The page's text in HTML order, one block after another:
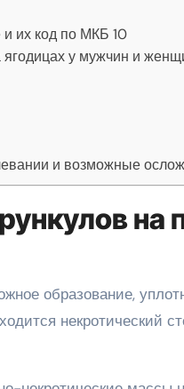
и их код по МКБ 10
у мужчин и
и возможные
на
образование,
некротический